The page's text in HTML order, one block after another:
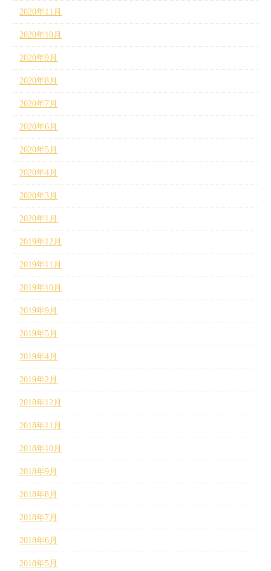
2020年11月
2020年10月
2020年9月
2020年8月
2020年7月
2020年6月
2020年5月
2020年4月
2020年3月
2020年1月
2019年12月
2019年11月
2019年10月
2019年9月
2019年5月
2019年4月
2019年2月
2018年12月
2018年11月
2018年10月
2018年9月
2018年8月
2018年7月
2018年6月
2018年5月